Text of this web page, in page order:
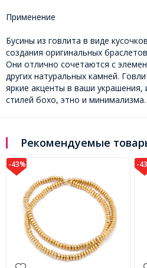
Применение
Бусины из говлита в виде
создания оригинальных
Они отлично сочетаются с
других натуральных камней.
яркие акценты в ваши украшения,
стилей бохо, этно и минимализма.
Рекомендуемые
-43% -